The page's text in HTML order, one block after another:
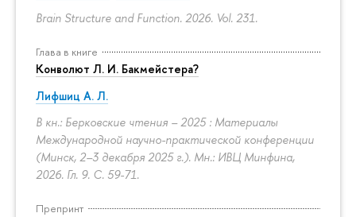
Brain Structure and Function. 2026. Vol. 231.
Глава в книге
Конволют Л. И. Бакмейстера?
Лифшиц А. Л.
В кн.: Берковские чтения – 2025 : Материалы
Международной научно-практической конференции
(Минск, 2–3 декабря 2025 г.). Мн.: ИВЦ Минфина,
2026. Гл. 9. С. 59-71.
Препринт